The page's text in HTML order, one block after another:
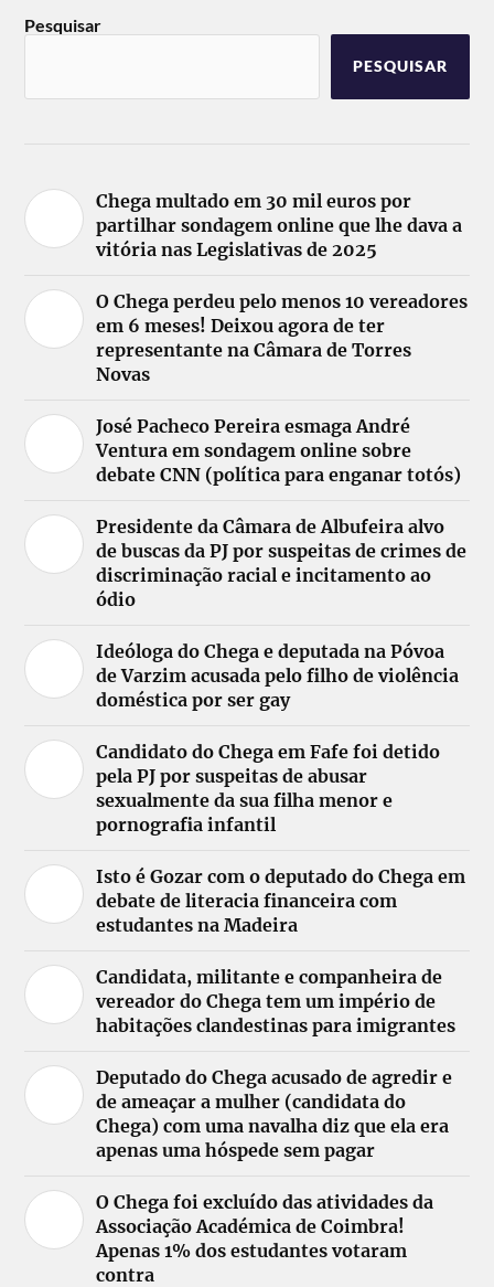
Pesquisar
PESQUISAR
Chega multado em 30 mil euros por
partilhar sondagem online que lhe dava a
vitória nas Legislativas de 2025
O Chega perdeu pelo menos 10 vereadores
em 6 meses! Deixou agora de ter
representante na Câmara de Torres
Novas
José Pacheco Pereira esmaga André
Ventura em sondagem online sobre
debate CNN (política para enganar totós)
Presidente da Câmara de Albufeira alvo
de buscas da PJ por suspeitas de crimes de
discriminação racial e incitamento ao
ódio
Ideóloga do Chega e deputada na Póvoa
de Varzim acusada pelo filho de violência
doméstica por ser gay
Candidato do Chega em Fafe foi detido
pela PJ por suspeitas de abusar
sexualmente da sua filha menor e
pornografia infantil
Isto é Gozar com o deputado do Chega em
debate de literacia financeira com
estudantes na Madeira
Candidata, militante e companheira de
vereador do Chega tem um império de
habitações clandestinas para imigrantes
Deputado do Chega acusado de agredir e
de ameaçar a mulher (candidata do
Chega) com uma navalha diz que ela era
apenas uma hóspede sem pagar
O Chega foi excluído das atividades da
Associação Académica de Coimbra!
Apenas 1% dos estudantes votaram
contra